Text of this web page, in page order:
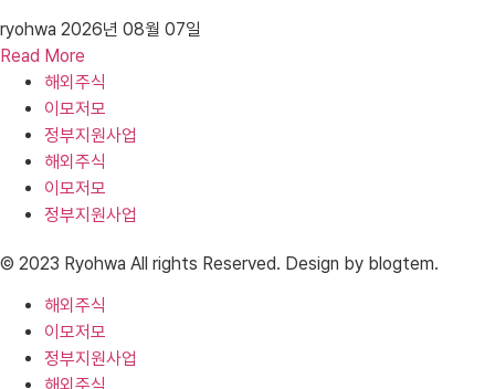
ryohwa 2026년 08월 07일
Read More
해외주식
이모저모
정부지원사업
해외주식
이모저모
정부지원사업
© 2023 Ryohwa All rights Reserved. Design by blogtem.
해외주식
이모저모
정부지원사업